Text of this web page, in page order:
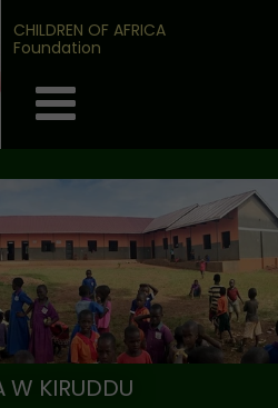
W KIRUDDU
CHILDREN OF AFRICA
Foundation